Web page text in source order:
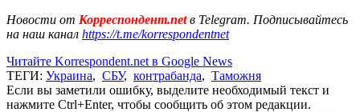
Новости от Корреспондент.netв Telegram. Подписывайтесь
на наш канал https://t.me/korrespondentnet
Читайте Korrespondent.net в Google News
ТЕГИ: Украина, СБУ, контрабанда, Таможня
Если вы заметили ошибку, выделите необходимый текст и
нажмите Ctrl+Enter, чтобы сообщить об этом редакции.